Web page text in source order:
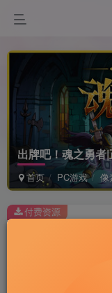
出牌吧！魂之勇
首页 PC游戏 像
此内容为付费资源，请
付费资源